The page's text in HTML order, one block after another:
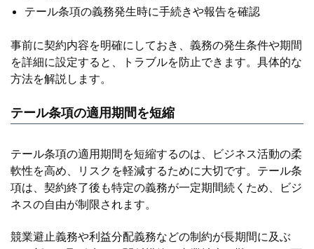
テール条項の義務発生時に手続きや報告を確認
事前に契約内容を明確にしておき、義務の発生条件や期間
を詳細に設定すると、トラブルを防止できます。具体的な
方法を解説します。
テール条項の適用期間を短縮
テール条項の適用期間を短縮するのは、ビジネス活動の柔
軟性を高め、リスクを軽減するために大切です。テール条
項は、契約終了後も特定の義務が一定期間続くため、ビジ
ネスの自由が制限されます。
競業避止義務や利益分配義務などの制約が長期間に及ぶ